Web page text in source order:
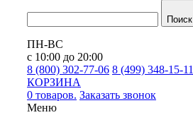
Поиск
ПН-ВС
с 10:00 до 20:00
8 (800) 302-77-06 8 (499) 348-15-11
КОРЗИНА
0 товаров. Заказать звонок
Меню